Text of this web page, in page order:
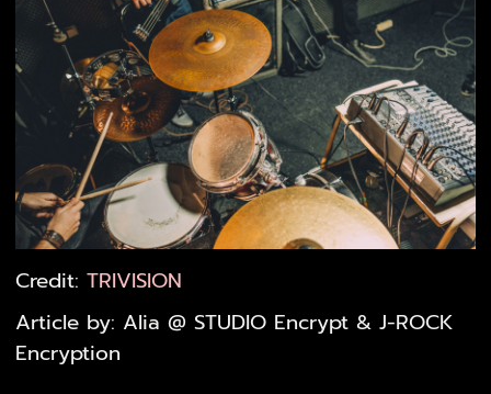
Credit:TRIVISION
Article by: Alia @ STUDIO Encrypt & J-ROCK
Encryption